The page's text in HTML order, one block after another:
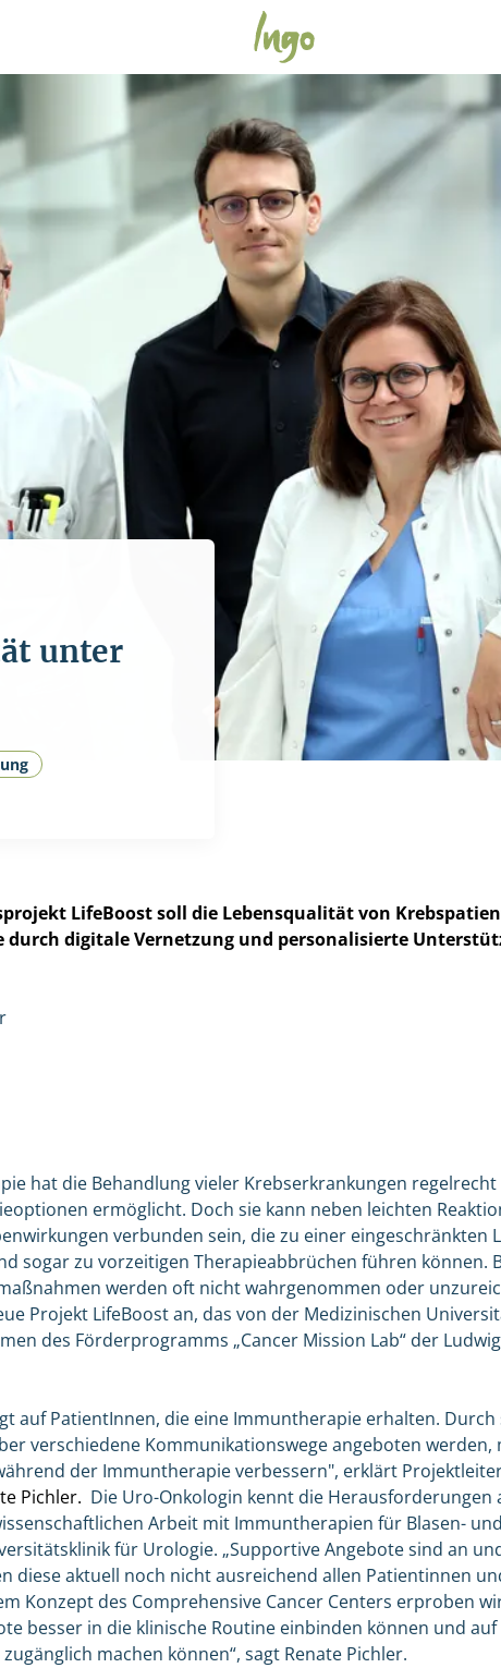
unter
LifeBoost soll die Lebensqualität von
digitale Vernetzung und personalisierte
hat die Behandlung vieler Krebserkrankungen
ermöglicht. Doch sie kann neben leichten
verbunden sein, die zu einer eingeschränkten
sogar zu vorzeitigen Therapieabbrüchen führen können.
werden oft nicht wahrgenommen oder
Projekt LifeBoost an, das von der Medizinischen
des Förderprogramms „Cancer Mission Lab“ der
auf PatientInnen, die eine Immuntherapie erhalten.
verschiedene Kommunikationswege angeboten
der Immuntherapie verbessern", erklärt
Pichler. Die Uro-Onkologin kennt die Herausforderungen
Arbeit mit Immuntherapien für Blasen-
für Urologie. „Supportive Angebote sind an
diese aktuell noch nicht ausreichend allen Patientinnen
Konzept des Comprehensive Cancer Centers erproben
besser in die klinische Routine einbinden können und
machen können“, sagt Renate Pichler.